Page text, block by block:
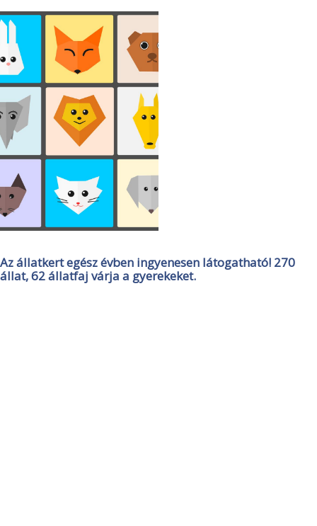
Az állatkert egész évben ingyenesen látogatható! 270
állat, 62 állatfaj várja a gyerekeket.